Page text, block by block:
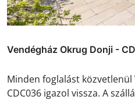
Vendégház Okrug Donji -
Minden foglalást
CDC036 igazol vissza. A